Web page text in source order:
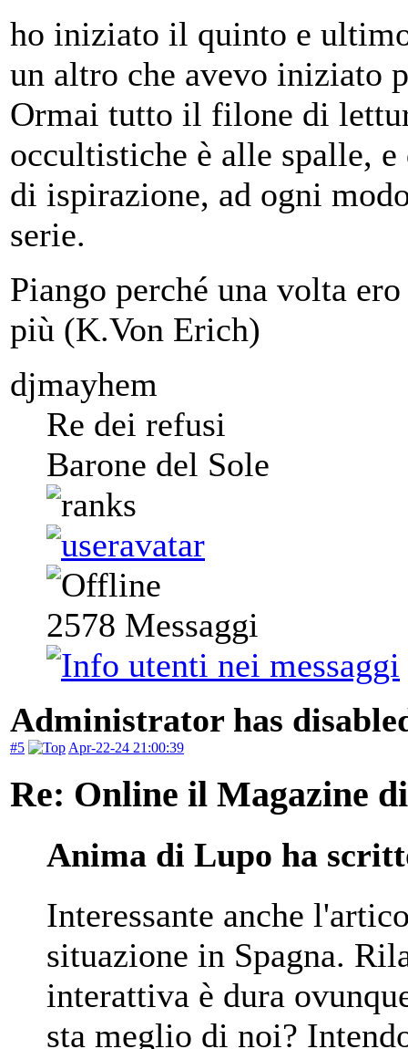
ho iniziato il quinto e
un altro che avevo iniziato
Ormai tutto il filone di
occultistiche è alle spalle,
di ispirazione, ad ogni
serie.
Piango perché una volta
più (K.Von Erich)
djmayhem
Re dei refusi
Barone del Sole
2578 Messaggi
Administrator has
#5 Apr-22-24 21:00:39
Re: Online il Magazine
Anima di Lupo ha
Interessante anche
situazione in Spagna.
interattiva è dura
sta meglio di noi?